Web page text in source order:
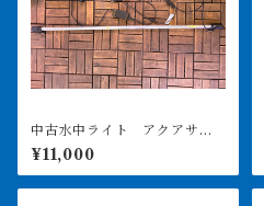
中古水中ライト アクアサン
¥11,000